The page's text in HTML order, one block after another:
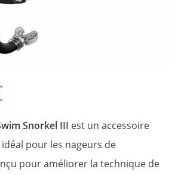
Snorkel III est un accessoire
pour les nageurs de
pour améliorer la technique de